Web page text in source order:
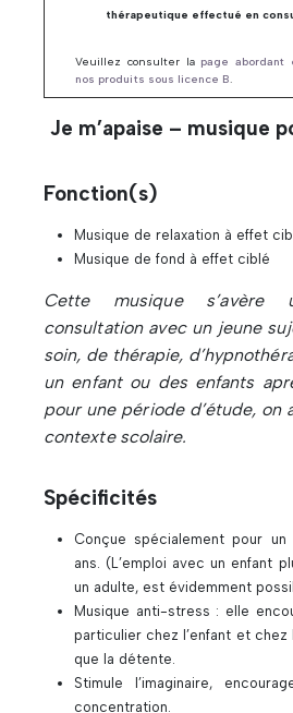
thérapeutique effectué en
Veuillez consulter la page abordant
nos produits sous licence B.
Je m’apaise – musique
Fonction(s)
Musique de relaxation à effet
Musique de fond à effet ciblé
Cette musique s’avère
consultation avec un jeune
soin, de thérapie,
un enfant ou des enfants
pour une période d’étude, on
contexte scolaire.
Spécificités
Conçue spécialement pour
ans. (L’emploi avec un enfant
un adulte, est évidemment
Musique anti-stress : elle
particulier chez l’enfant et
que la détente.
Stimule l’imaginaire,
concentration.